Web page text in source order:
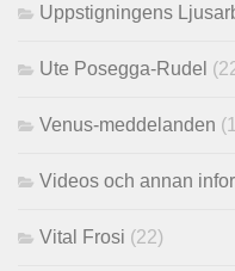
Uppstigningens
Ute Posegga-Rudel
Venus-meddelanden
Videos och annan
Vital Frosi (22)